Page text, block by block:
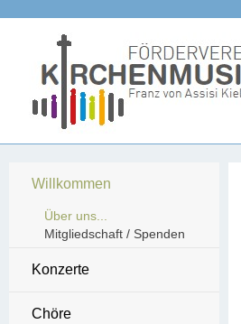
Willkommen
Über uns...
Mitgliedschaft / Spenden
Konzerte
Chöre